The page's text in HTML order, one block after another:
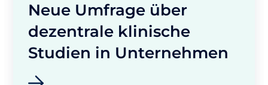
Neue Umfrage über
dezentrale klinische
Studien in Unternehmen